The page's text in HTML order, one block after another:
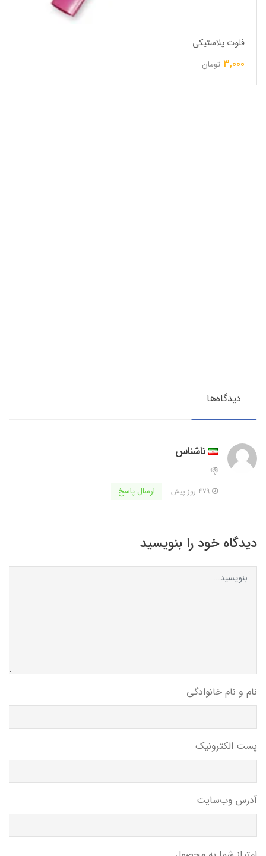
فلوت پلاستیکی
3,000 تومان
دیدگاه‌ها
ناشناس
👎
ارسال پاسخ
دیدگاه خود را بنویسید
نام و نام خانوادگی
پست الکترونیک
آدرس وب‌سایت